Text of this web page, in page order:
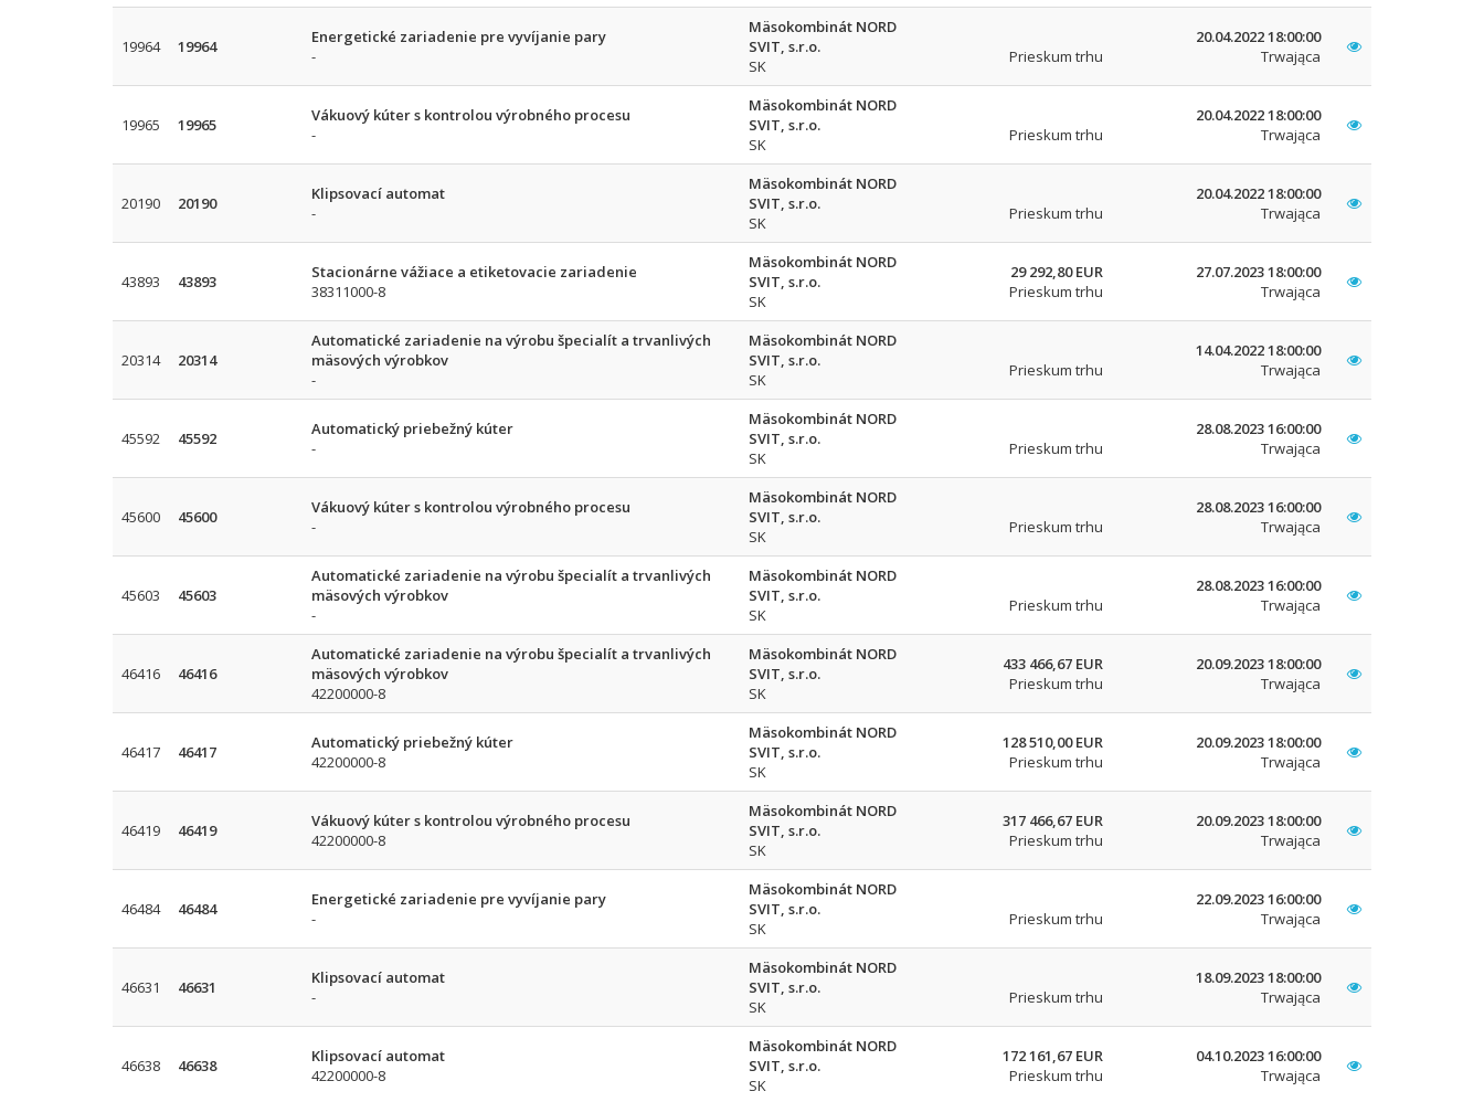
19964 19964
Energetické zariadenie pre vyvíjanie pary
-
Mäsokombinát NORD
SVIT, s.r.o.
SK
Prieskum trhu
20.04.2022 18:00:00
Trwająca
19965 19965
Vákuový kúter s kontrolou výrobného procesu
-
Mäsokombinát NORD
SVIT, s.r.o.
SK
Prieskum trhu
20.04.2022 18:00:00
Trwająca
20190 20190
Klipsovací automat
-
Mäsokombinát NORD
SVIT, s.r.o.
SK
Prieskum trhu
20.04.2022 18:00:00
Trwająca
43893 43893
Stacionárne vážiace a etiketovacie zariadenie
38311000-8
Mäsokombinát NORD
SVIT, s.r.o.
SK
29 292,80 EUR
Prieskum trhu
27.07.2023 18:00:00
Trwająca
20314 20314
Automatické zariadenie na výrobu špecialít a trvanlivých
mäsových výrobkov
-
Mäsokombinát NORD
SVIT, s.r.o.
SK
Prieskum trhu
14.04.2022 18:00:00
Trwająca
45592 45592
Automatický priebežný kúter
-
Mäsokombinát NORD
SVIT, s.r.o.
SK
Prieskum trhu
28.08.2023 16:00:00
Trwająca
45600 45600
Vákuový kúter s kontrolou výrobného procesu
-
Mäsokombinát NORD
SVIT, s.r.o.
SK
Prieskum trhu
28.08.2023 16:00:00
Trwająca
45603 45603
Automatické zariadenie na výrobu špecialít a trvanlivých
mäsových výrobkov
-
Mäsokombinát NORD
SVIT, s.r.o.
SK
Prieskum trhu
28.08.2023 16:00:00
Trwająca
46416 46416
Automatické zariadenie na výrobu špecialít a trvanlivých
mäsových výrobkov
42200000-8
Mäsokombinát NORD
SVIT, s.r.o.
SK
433 466,67 EUR
Prieskum trhu
20.09.2023 18:00:00
Trwająca
46417 46417
Automatický priebežný kúter
42200000-8
Mäsokombinát NORD
SVIT, s.r.o.
SK
128 510,00 EUR
Prieskum trhu
20.09.2023 18:00:00
Trwająca
46419 46419
Vákuový kúter s kontrolou výrobného procesu
42200000-8
Mäsokombinát NORD
SVIT, s.r.o.
SK
317 466,67 EUR
Prieskum trhu
20.09.2023 18:00:00
Trwająca
46484 46484
Energetické zariadenie pre vyvíjanie pary
-
Mäsokombinát NORD
SVIT, s.r.o.
SK
Prieskum trhu
22.09.2023 16:00:00
Trwająca
46631 46631
Klipsovací automat
-
Mäsokombinát NORD
SVIT, s.r.o.
SK
Prieskum trhu
18.09.2023 18:00:00
Trwająca
46638 46638
Klipsovací automat
42200000-8
Mäsokombinát NORD
SVIT, s.r.o.
SK
172 161,67 EUR
Prieskum trhu
04.10.2023 16:00:00
Trwająca